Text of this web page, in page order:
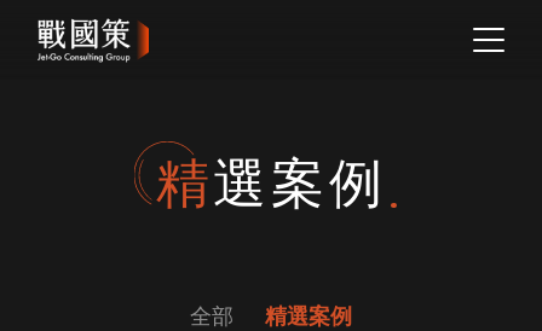
精選案例
全部 精選案例